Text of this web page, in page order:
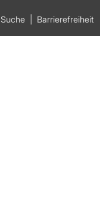
Suche Barrierefreiheit